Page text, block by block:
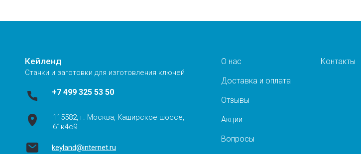
Кейленд
Станки и заготовки для изготовления ключей
+7 499 325 53 50
115582, г. Москва, Каширское шоссе,
61к4с9
keyland@internet.ru
О нас
Доставка и оплата
Отзывы
Акции
Вопросы
Контакты